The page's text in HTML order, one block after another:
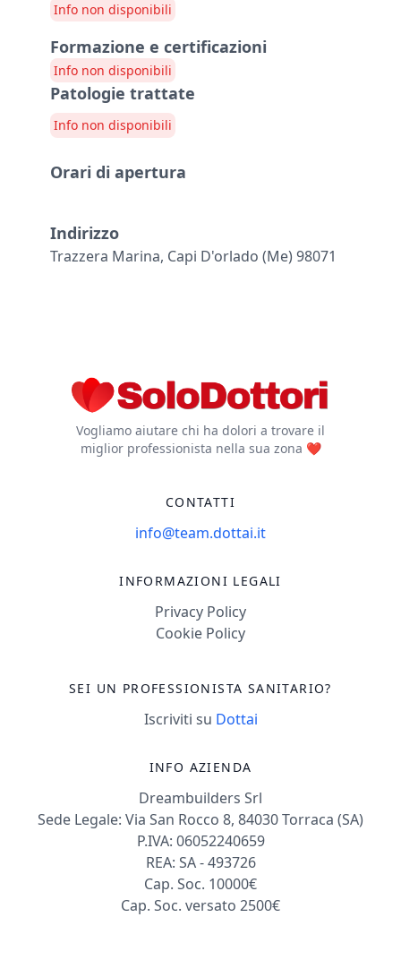
Info non disponibili
Formazione e certificazioni
Info non disponibili
Patologie trattate
Info non disponibili
Orari di apertura
Indirizzo
Trazzera Marina, Capi D'orlado (me) 98071
Vogliamo aiutare chi ha dolori a trovare il
miglior professionista nella sua zona ❤️
CONTATTI
info@team.dottai.it
INFORMAZIONI LEGALI
Privacy Policy
Cookie Policy
SEI UN PROFESSIONISTA SANITARIO?
Iscriviti su Dottai
INFO AZIENDA
Dreambuilders Srl
Sede Legale: Via San Rocco 8, 84030 Torraca (SA)
P.IVA: 06052240659
REA: SA - 493726
Cap. Soc. 10000€
Cap. Soc. versato 2500€